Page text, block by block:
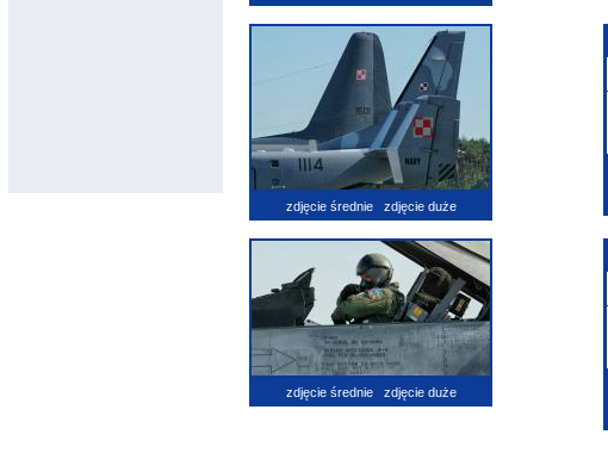
zdjęcie średnie zdjęcie duże
zdjęcie średnie zdjęcie duże